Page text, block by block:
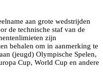
aan grote wedstrijden
de technische staf van de
zijn
behalen om in aanmerking te
(jeugd) Olympische Spelen,
Cup, World Cup en andere